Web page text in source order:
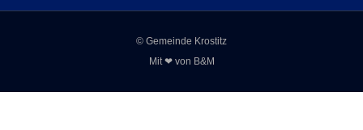
© Gemeinde Krostitz
Mit ❤ von B&M